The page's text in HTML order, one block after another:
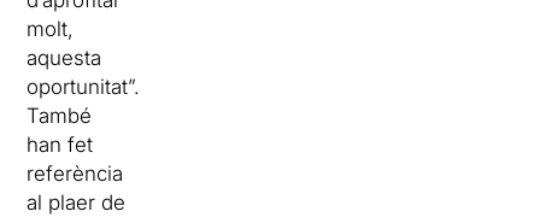
molt,
aquesta
oportunitat”.
També
han fet
referència
al plaer de